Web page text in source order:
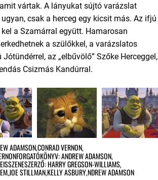
vártak. A lányukat sújtó varázslat
csak a herceg egy kicsit más. Az ifjú
a Szamárral együtt. Hamarosan
a szülőkkel, a varázslatos
az „elbűvölő” Szőke Herceggel,
Csizmás Kandúrral.
ADAMSON,CONRAD VERNON,
ANDREW ADAMSON,
HARRY GREGSON-WILLIAMS,
,JOE STILLMAN,KELLY ASBURY,NDREW ADAMSON